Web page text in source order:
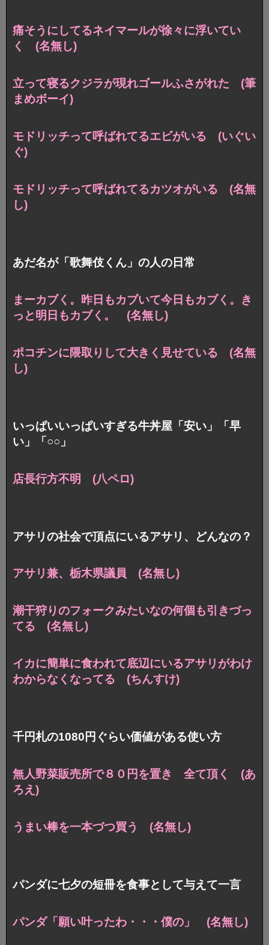
痛そうにしてるネイマールが徐々に浮いてい
く (名無し)
立って寝るクジラが現れゴールふさがれた (筆
まめボーイ)
モドリッチって呼ばれてるエビがいる (いぐい
ぐ)
モドリッチって呼ばれてるカツオがいる (名無
し)
あだ名が「歌舞伎くん」の人の日常
まーカブく。昨日もカブいて今日もカブく。き
っと明日もカブく。 (名無し)
ポコチンに隈取りして大きく見せている (名無
し)
いっぱいいっぱいすぎる牛丼屋「安い」「早
い」「○○」
店長行方不明 (八ペロ)
アサリの社会で頂点にいるアサリ、どんなの？
アサリ兼、栃木県議員 (名無し)
潮干狩りのフォークみたいなの何個も引きづっ
てる (名無し)
イカに簡単に食われて底辺にいるアサリがわけ
わからなくなってる (ちんすけ)
千円札の1080円ぐらい価値がある使い方
無人野菜販売所で８０円を置き 全て頂く (あ
ろえ)
うまい棒を一本づつ買う (名無し)
パンダに七夕の短冊を食事として与えて一言
パンダ「願い叶ったわ・・・僕の」 (名無し)